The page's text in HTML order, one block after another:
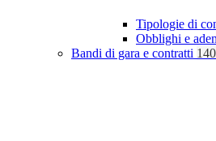
Tipologie di
Obblighi e
Bandi di gara e contratti